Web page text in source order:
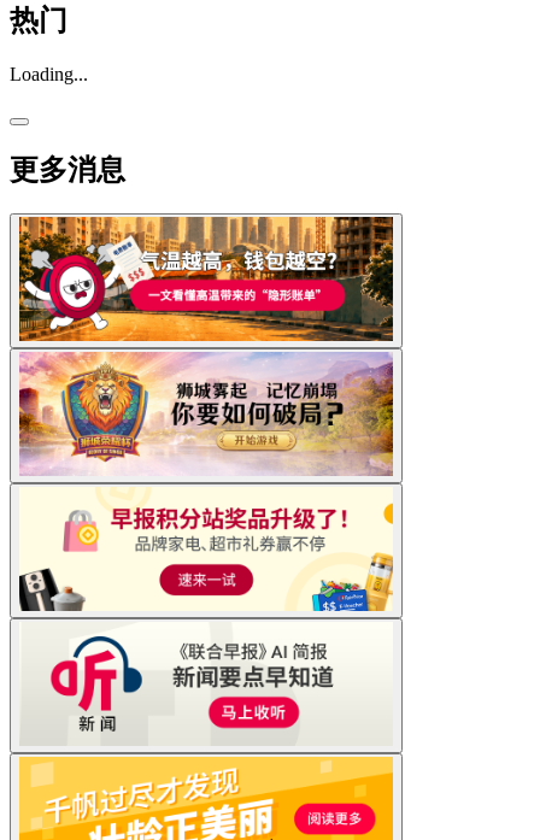
热门
Loading...
更多消息